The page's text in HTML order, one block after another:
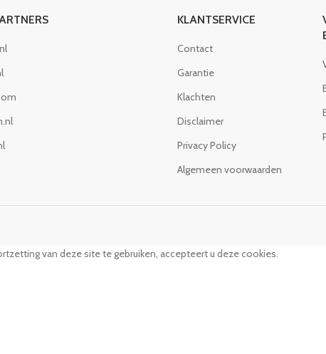
KLANTSERVICE
Contact
Garantie
Klachten
Disclaimer
Privacy Policy
Algemeen voorwaarden
van deze site te gebruiken, accepteert u deze cookies.